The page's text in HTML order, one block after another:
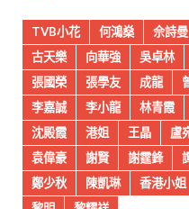
TVB小花 何鴻燊 佘詩曼
古天樂
向華強 吳卓林
張國榮
張學友 成龍
李嘉誠
李小龍 林青霞
沈殿霞
港姐 王晶 盧
袁偉豪
謝賢 謝霆鋒
鄭少秋
陳凱琳 香港小姐